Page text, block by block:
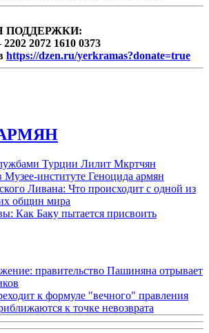
ПОДДЕРЖКИ:
2072 1610 0373
https://dzen.ru/yerkramas?donate=true
Турции Лилит Мкртчян
институте Геноцида армян
Ливана: Что происходит с одной из
общин мира
Как Баку пытается присвоить
правительство Пашиняна отрывает
к формуле "вечного" правления
к точке невозврата